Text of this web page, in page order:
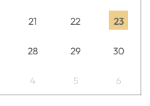
21 22 23
28 29 30
4 5 6